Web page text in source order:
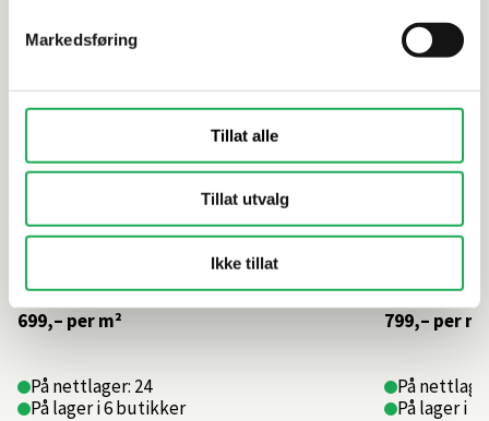
Markedsføring
Tillat alle
Tillat utvalg
Ikke tillat
699,– per m²
På nettlager: 24
På lager i 6 butikker
799,– per m²
På
På lager i